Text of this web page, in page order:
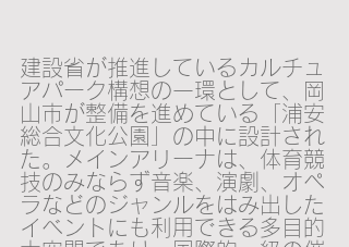
建設省が推進しているカルチュ
アパーク構想の一環として、岡
山市が整備を進めている「浦安
総合文化公園」の中に設計され
た。メインアリーナは、体育競
技のみならず音楽、演劇、オペ
ラなどのジャンルをはみ出した
イベントにも利用できる多目的